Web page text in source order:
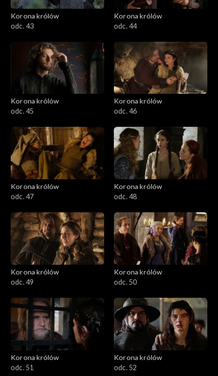
Korona królów
odc. 43
Korona królów
odc. 44
Korona królów
odc. 45
Korona królów
odc. 46
Korona królów
odc. 47
Korona królów
odc. 48
Korona królów
odc. 49
Korona królów
odc. 50
Korona królów
odc. 51
Korona królów
odc. 52